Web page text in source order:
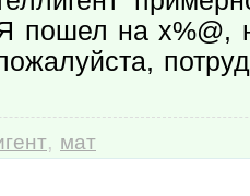
пошел на х%@,
, мат